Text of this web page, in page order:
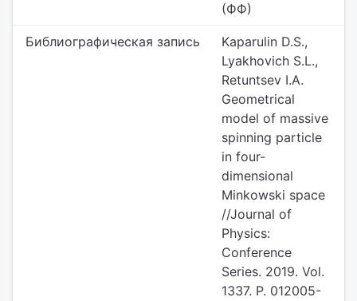
(ФФ)
Библиографическая запись
Kaparulin D.S.,
Lyakhovich S.L.,
Retuntsev I.A.
Geometrical
model of massive
spinning particle
in four-
dimensional
Minkowski space
//Journal of
Physics:
Conference
Series. 2019. Vol.
1337. P. 012005-